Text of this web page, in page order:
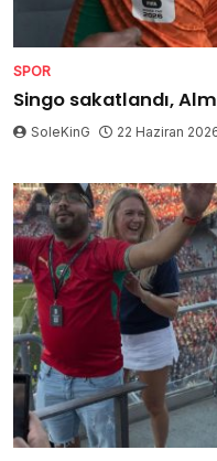
SPOR
Singo sakatlandı,
SoleKinG 22 Haziran